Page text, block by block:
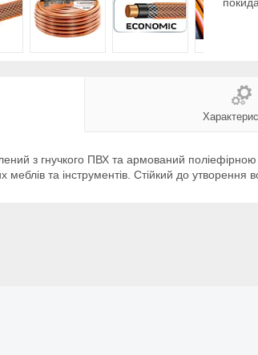
з гнучкого ПВХ та армований
та інструментів. Стійкий до